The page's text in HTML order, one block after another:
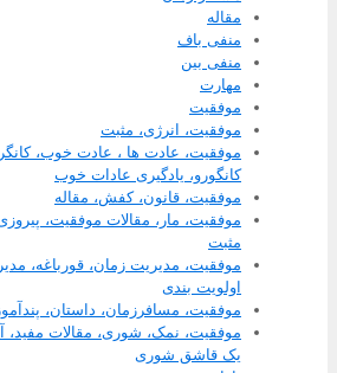
مقاله
منفی باف
منفی بین
مهارت
موفقیت
موفقیت، انرژی، مثبت
موفقیت، عادت ها ، عادت خوب،
کانگورو، یادگیری عادات خوب
موفقیت، قانون، کفش، مقاله
موفقیت، مار، مقالات موفقیت،
مثبت
موفقیت، مدیریت زمان، قورباغه،
اولویت بندی
موفقیت، مسافرزمان، داستان،
موفقیت، نمک، شوری، مقالات مفید،
یک قاشق شوری